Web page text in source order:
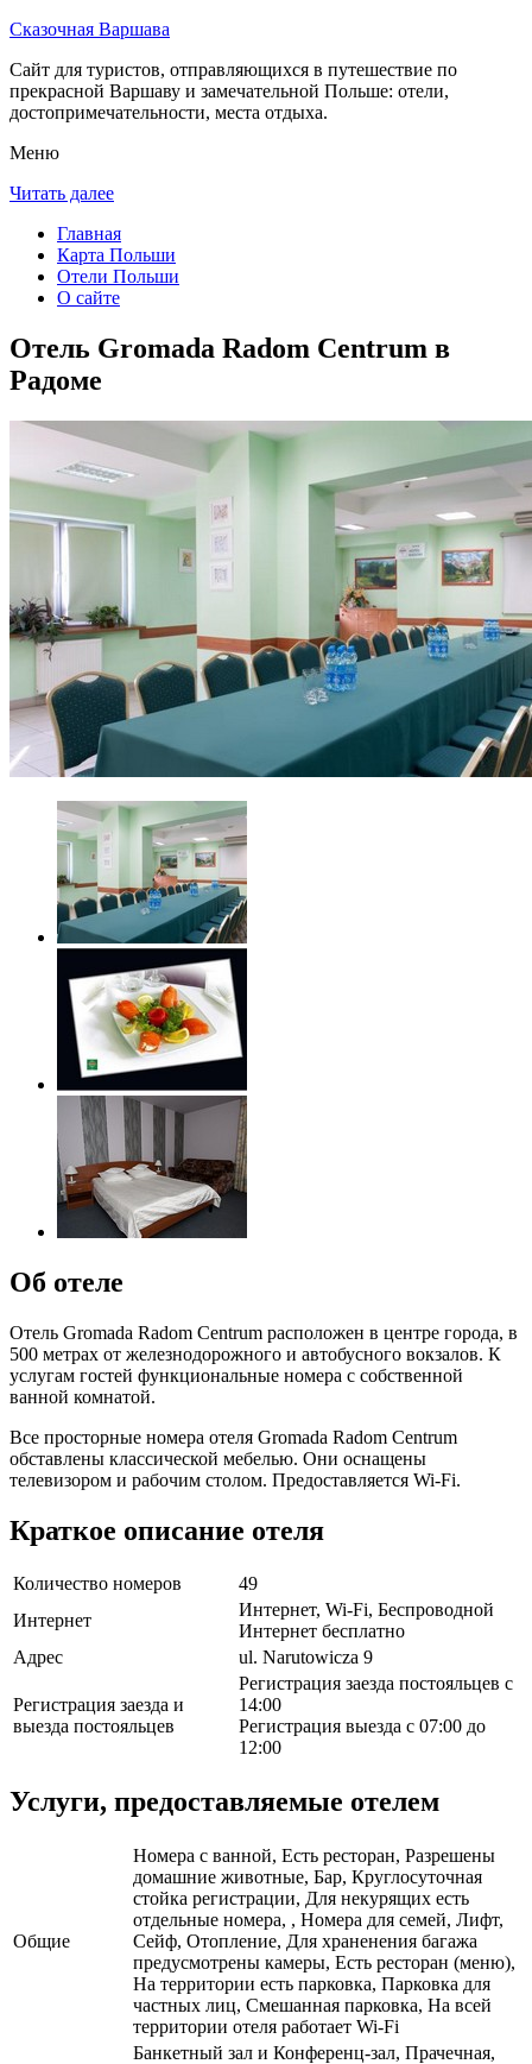
Сказочная Варшава
Сайт для туристов, отправляющихся в путешествие по
прекрасной Варшаву и замечательной Польше: отели,
достопримечательности, места отдыха.
Меню
Читать далее
Главная
Карта Польши
Отели Польши
О сайте
Отель Gromada Radom Centrum в
Радоме
Об отеле
Отель Gromada Radom Centrum расположен в центре города, в
500 метрах от железнодорожного и автобусного вокзалов. К
услугам гостей функциональные номера с собственной
ванной комнатой.
Все просторные номера отеля Gromada Radom Centrum
обставлены классической мебелью. Они оснащены
телевизором и рабочим столом. Предоставляется Wi-Fi.
Краткое описание отеля
Количество номеров
49
Интернет
Интернет, Wi-Fi, Беспроводной
Интернет бесплатно
Адрес
ul. Narutowicza 9
Регистрация заезда и
выезда постояльцев
Регистрация заезда постояльцев с
14:00
Регистрация выезда с 07:00 до
12:00
Услуги, предоставляемые отелем
Общие
Номера с ванной, Есть ресторан, Разрешены
домашние животные, Бар, Круглосуточная
стойка регистрации, Для некурящих есть
отдельные номера, , Номера для семей, Лифт,
Сейф, Отопление, Для храненения багажа
предусмотрены камеры, Есть ресторан (меню),
На территории есть парковка, Парковка для
частных лиц, Смешанная парковка, На всей
территории отеля работает Wi-Fi
Банкетный зал и Конференц-зал, Прачечная,